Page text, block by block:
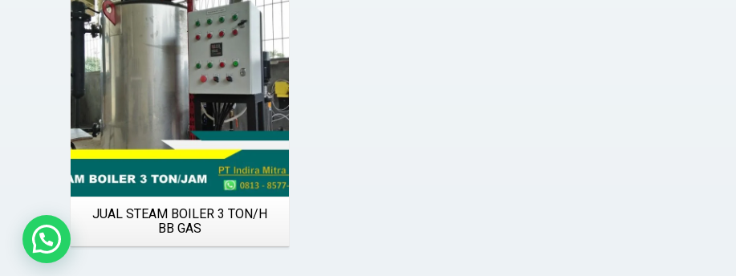
Details
JUAL STEAM BOILER 3 TON/H
BB GAS